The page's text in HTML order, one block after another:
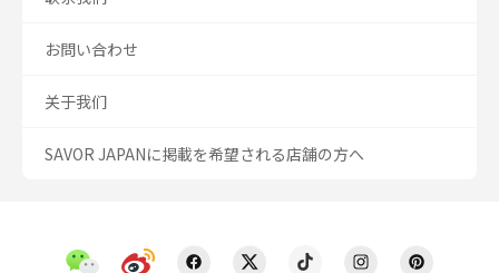
お問い合わせ
关于我们
SAVOR JAPANに掲載を希望される店舗の方へ